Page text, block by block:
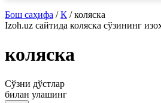
Бош саҳифа / К / коляска
Izoh.uz сайтида коляска сўзининг
коляска
Сўзни дўстлар
билан улашинг